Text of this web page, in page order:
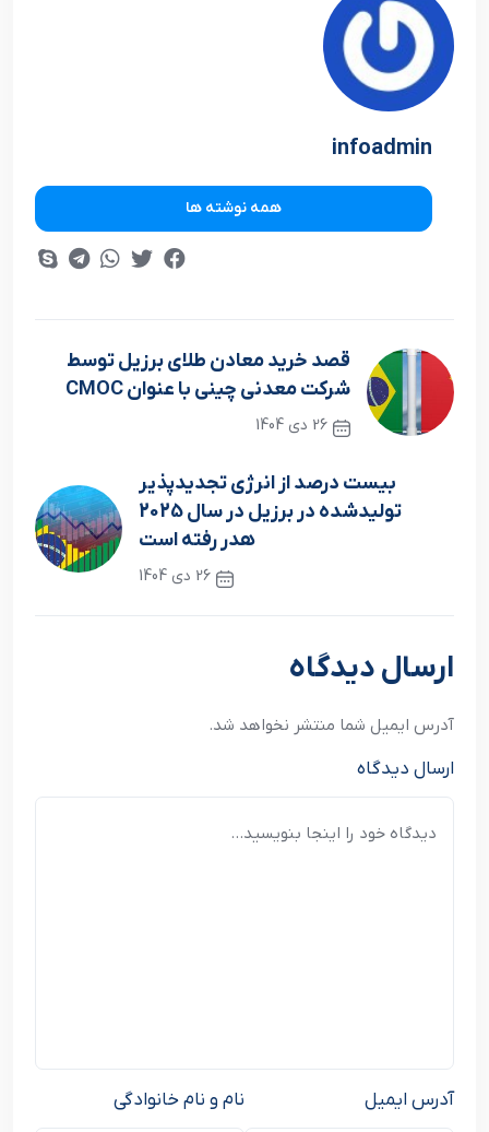
infoadmin
همه نوشته ها
قصد خرید معادن طلای برزیل توسط
شرکت معدنی چینی با عنوان CMOC
26 دی 1404
بیست درصد از انرژی تجدیدپذیر
تولیدشده در برزیل در سال 2025
هدر رفته است
26 دی 1404
نوشته بعدی
ارسال دیدگاه
آدرس ایمیل شما منتشر نخواهد شد.
ارسال دیدگاه
نام و نام خانوادگی آدرس ایمیل